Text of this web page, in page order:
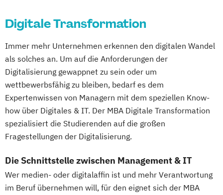
Digitale Transformation
Immer mehr Unternehmen erkennen den digitalen Wandel
als solches an. Um auf die Anforderungen der
Digitalisierung gewappnet zu sein oder um
wettbewerbsfähig zu bleiben, bedarf es dem
Expertenwissen von Managern mit dem speziellen Know-
how über Digitales & IT. Der MBA Digitale Transformation
spezialisiert die Studierenden auf die großen
Fragestellungen der Digitalisierung.
Die Schnittstelle zwischen Management & IT
Wer medien- oder digitalaffin ist und mehr Verantwortung
im Beruf übernehmen will, für den eignet sich der MBA